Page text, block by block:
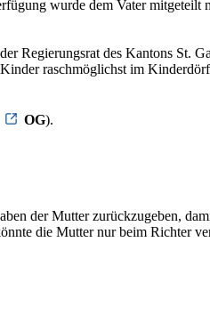
wurde dem Vater mitgeteilt
Regierungsrat des Kantons St.
raschmöglichst im
OG).
der Mutter zurückzugeben,
die Mutter nur beim Richter